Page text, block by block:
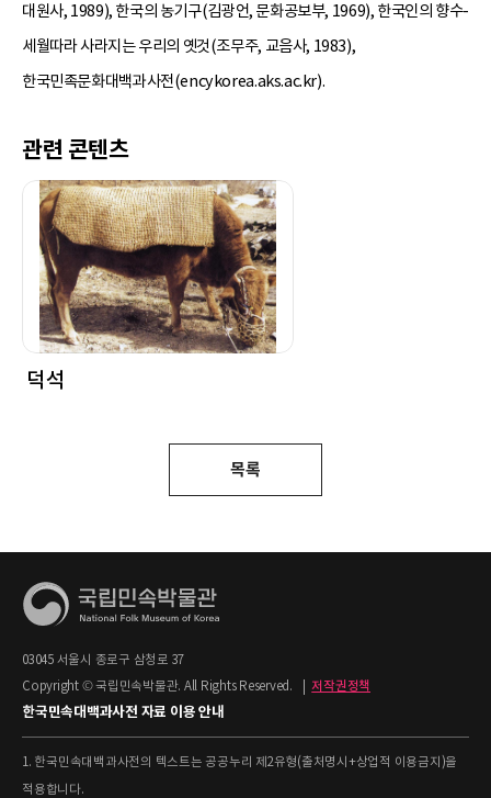
대원사, 1989), 한국의 농기구(김광언, 문화공보부, 1969), 한국인의 향수-
세월따라 사라지는 우리의 옛것(조무주, 교음사, 1983),
한국민족문화대백과사전(encykorea.aks.ac.kr).
관련 콘텐츠
덕석
목록
03045 서울시 종로구 삼청로 37
Copyright © 국립민속박물관. All Rights Reserved.
저작권정책
한국민속대백과사전 자료 이용 안내
1. 한국민속대백과사전의 텍스트는 공공누리 제2유형(출처명시+상업적 이용금지)을
적용합니다.